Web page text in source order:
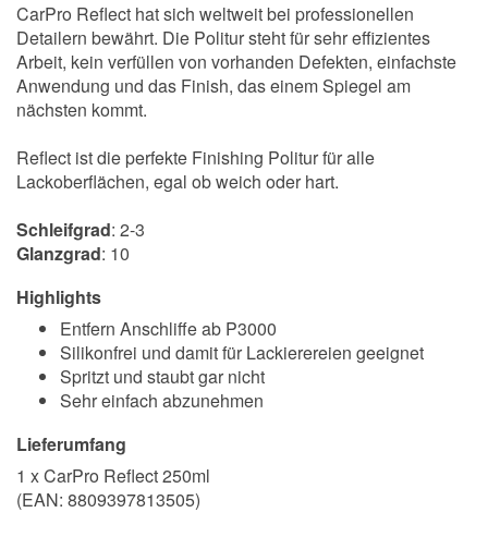
CarPro Reflect hat sich weltweit bei professionellen
Detailern bewährt. Die Politur steht für sehr effizientes
Arbeit, kein verfüllen von vorhanden Defekten, einfachste
Anwendung und das Finish, das einem Spiegel am
nächsten kommt.
Reflect ist die perfekte Finishing Politur für alle
Lackoberflächen, egal ob weich oder hart.
Schleifgrad: 2-3
Glanzgrad: 10
Highlights
Entfern Anschliffe ab P3000
Silikonfrei und damit für Lackierereien geeignet
Spritzt und staubt gar nicht
Sehr einfach abzunehmen
Lieferumfang
1 x CarPro Reflect 250ml
(EAN: 8809397813505)